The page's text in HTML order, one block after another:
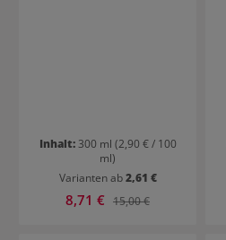
Inhalt: 300 ml (2,90 € / 100
ml)
Varianten ab2,61 €
Verkaufspreis:
8,71 € Regulärer Preis:
15,00 €